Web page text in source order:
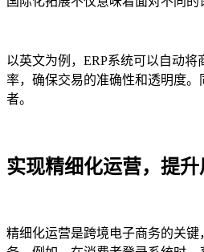
以英文为例，ERP系统可以自动
率，确保交易的准确性和透明度
者。
实现精细化运营，提
精细化运营是跨境电子商务的关